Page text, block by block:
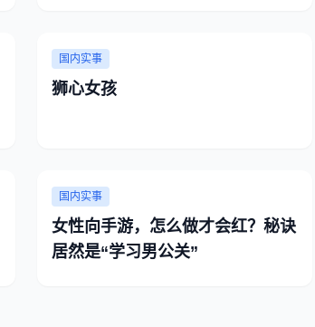
国内实事
狮心女孩
国内实事
女性向手游，怎么做才会红？秘诀
居然是“学习男公关”